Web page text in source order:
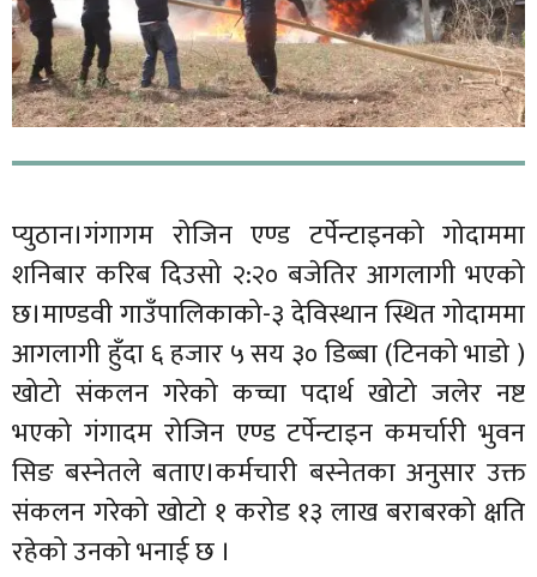
प्युठान।गंगागम रोजिन एण्ड टर्पेन्टाइनको गोदाममा
शनिबार करिब दिउसो २:२० बजेतिर आगलागी भएको
छ।माण्डवी गाउँपालिकाको-३ देविस्थान स्थित गोदाममा
आगलागी हुँदा ६ हजार ५ सय ३० डिब्बा (टिनको भाडो )
खोटो संकलन गरेको कच्चा पदार्थ खोटो जलेर नष्ट
भएको गंगादम रोजिन एण्ड टर्पेन्टाइन कमर्चारी भुवन
सिङ बस्नेतले बताए।कर्मचारी बस्नेतका अनुसार उक्त
संकलन गरेको खोटो १ करोड १३ लाख बराबरको क्षति
रहेको उनको भनाई छ ।